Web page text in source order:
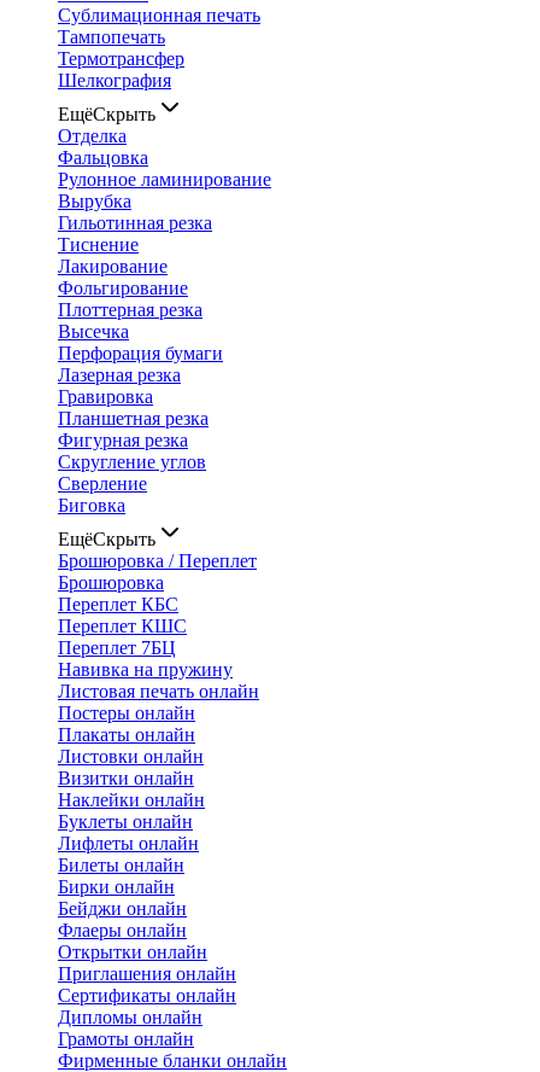
Сублимационная печать
Тампопечать
Термотрансфер
Шелкография
ЕщёСкрыть
Отделка
Фальцовка
Рулонное ламинирование
Вырубка
Гильотинная резка
Тиснение
Лакирование
Фольгирование
Плоттерная резка
Высечка
Перфорация бумаги
Лазерная резка
Гравировка
Планшетная резка
Фигурная резка
Скругление углов
Сверление
Биговка
ЕщёСкрыть
Брошюровка / Переплет
Брошюровка
Переплет КБС
Переплет КШС
Переплет 7БЦ
Навивка на пружину
Листовая печать онлайн
Постеры онлайн
Плакаты онлайн
Листовки онлайн
Визитки онлайн
Наклейки онлайн
Буклеты онлайн
Лифлеты онлайн
Билеты онлайн
Бирки онлайн
Бейджи онлайн
Флаеры онлайн
Открытки онлайн
Приглашения онлайн
Сертификаты онлайн
Дипломы онлайн
Грамоты онлайн
Фирменные бланки онлайн